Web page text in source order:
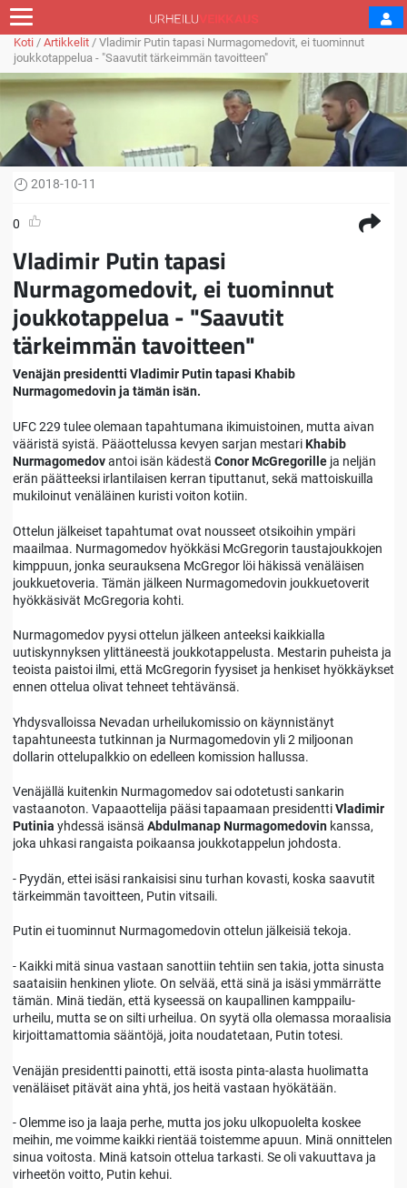
Koti / Artikkelit / Vladimir Putin tapasi Nurmagomedovit, ei tuominnut
joukkotappelua - "Saavutit tärkeimmän tavoitteen"
2018-10-11
0
Vladimir Putin tapasi
Nurmagomedovit, ei tuominnut
joukkotappelua - "Saavutit
tärkeimmän tavoitteen"
Venäjän presidentti Vladimir Putin tapasi Khabib
Nurmagomedovin ja tämän isän.
UFC 229 tulee olemaan tapahtumana ikimuistoinen, mutta aivan
vääristä syistä. Pääottelussa kevyen sarjan mestariKhabib
Nurmagomedovantoi isän kädestä Conor McGregorille ja neljän
erän päätteeksi irlantilaisen kerran tiputtanut, sekä mattoiskuilla
mukiloinut venäläinen kuristi voiton kotiin.
Ottelun jälkeiset tapahtumat ovat nousseet otsikoihin ympäri
maailmaa. Nurmagomedov hyökkäsi McGregorin taustajoukkojen
kimppuun, jonka seurauksena McGregor löi häkissä venäläisen
joukkuetoveria. Tämän jälkeen Nurmagomedovin joukkuetoverit
hyökkäsivät McGregoria kohti.
Nurmagomedov pyysi ottelun jälkeen anteeksi kaikkialla
uutiskynnyksen ylittäneestä joukkotappelusta. Mestarin puheista ja
teoista paistoi ilmi, että McGregorin fyysiset ja henkiset hyökkäykset
ennen ottelua olivat tehneet tehtävänsä.
Yhdysvalloissa Nevadan urheilukomissio on käynnistänyt
tapahtuneesta tutkinnan ja Nurmagomedovin yli 2 miljoonan
dollarin ottelupalkkio on edelleen komission hallussa.
Venäjällä kuitenkin Nurmagomedov sai odotetusti sankarin
vastaanoton. Vapaaottelija pääsi tapaamaan presidenttiVladimir
Putinia yhdessä isänsä Abdulmanap Nurmagomedovin kanssa,
joka uhkasi rangaista poikaansa joukkotappelun johdosta.
- Pyydän, ettei isäsi rankaisisi sinu turhan kovasti, koska saavutit
tärkeimmän tavoitteen, Putin vitsaili.
Putin ei tuominnut Nurmagomedovin ottelun jälkeisiä tekoja.
- Kaikki mitä sinua vastaan sanottiin tehtiin sen takia, jotta sinusta
saataisiin henkinen yliote. On selvää, että sinä ja isäsi ymmärrätte
tämän. Minä tiedän, että kyseessä on kaupallinen kamppailu-
urheilu, mutta se on silti urheilua. On syytä olla olemassa moraalisia
kirjoittamattomia sääntöjä, joita noudatetaan, Putin totesi.
Venäjän presidentti painotti, että isosta pinta-alasta huolimatta
venäläiset pitävät aina yhtä, jos heitä vastaan hyökätään.
- Olemme iso ja laaja perhe, mutta jos joku ulkopuolelta koskee
meihin, me voimme kaikki rientää toistemme apuun. Minä onnittelen
sinua voitosta. Minä katsoin ottelua tarkasti. Se oli vakuuttava ja
virheetön voitto, Putin kehui.